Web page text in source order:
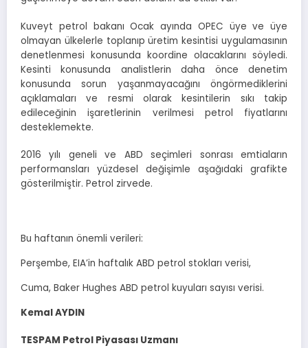
Kuveyt petrol bakanı Ocak ayında OPEC üye ve üye
olmayan ülkelerle toplanıp üretim kesintisi uygulamasının
denetlenmesi konusunda koordine olacaklarını söyledi.
Kesinti konusunda analistlerin daha önce denetim
konusunda sorun yaşanmayacağını öngörmediklerini
açıklamaları ve resmi olarak kesintilerin sıkı takip
edileceğinin işaretlerinin verilmesi petrol fiyatlarını
desteklemekte.
2016 yılı geneli ve ABD seçimleri sonrası emtiaların
performansları yüzdesel değişimle aşağıdaki grafikte
gösterilmiştir. Petrol zirvede.
Bu haftanın önemli verileri:
Perşembe, EIA’in haftalık ABD petrol stokları verisi,
Cuma, Baker Hughes ABD petrol kuyuları sayısı verisi.
Kemal AYDIN
TESPAM Petrol Piyasası Uzmanı